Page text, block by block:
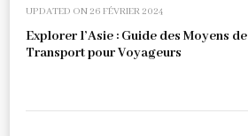
UPDATED ON26 FÉVRIER 2024
Explorer l’Asie : Guide des Moyens de
Transport pour Voyageurs